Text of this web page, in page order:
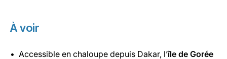
À voir
Accessible en chaloupe depuis Dakar, l’île de Gorée